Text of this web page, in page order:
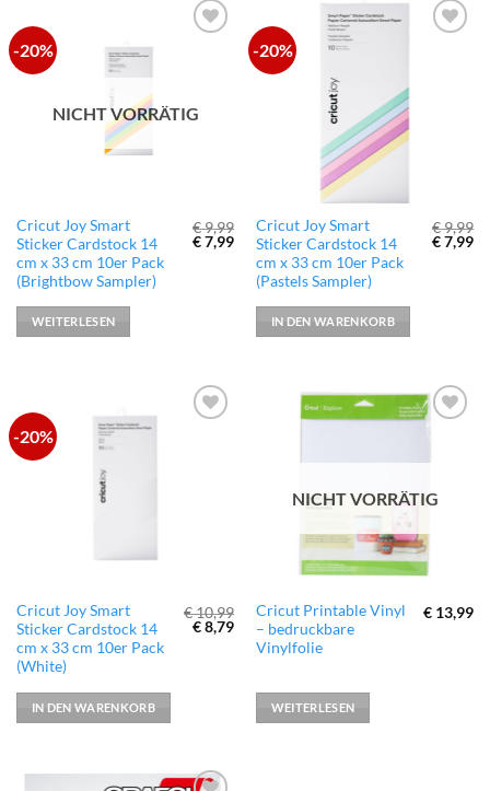
-20%
NICHT VORRÄTIG
Cricut Joy Smart
Sticker Cardstock 14
cm x 33 cm 10er Pack
(Brightbow Sampler)
€9,99
Ursprünglicher
Preis
€7,99Aktueller
Preis
€ 7,99.
WEITERLESEN
-20%
Cricut Joy Smart
Sticker Cardstock 14
cm x 33 cm 10er Pack
(Pastels Sampler)
€9,99
Preis
€7,99
IN DEN WARENKORB
-20%
Cricut Joy Smart
Sticker Cardstock 14
cm x 33 cm 10er Pack
(White)
€10,99
Ursprünglicher
Preis
€8,79Aktueller
Preis
IN DEN WARENKORB
hinzufügen
NICHT VORRÄTIG
Cricut Printable Vinyl
– bedruckbare
Vinylfolie
€ 13,99
WEITERLESEN